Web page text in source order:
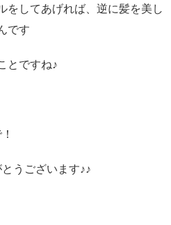
をしてあげれば、逆に髪を美し
です
とですね♪
うございます♪♪